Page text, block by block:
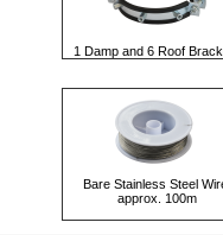
1 Damp and 6 Roof
Bare Stainless Steel
approx. 100m